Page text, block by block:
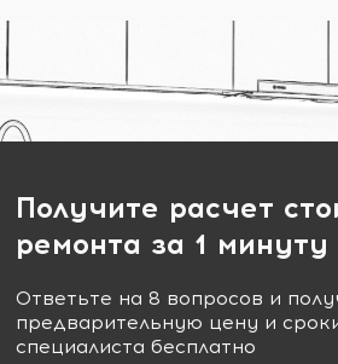
Получите расчет
ремонта за 1 минуту
Ответьте на 8 вопросов и
предварительную цену и
специалиста бесплатно